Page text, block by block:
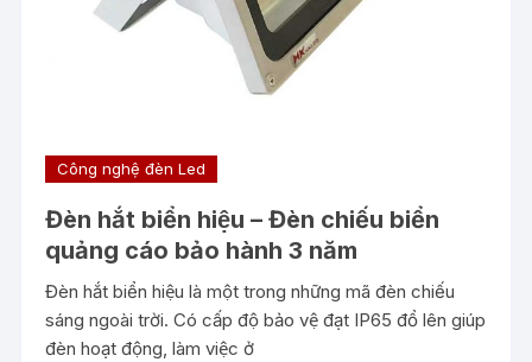
Công nghệ đèn Led
Đèn hắt biển hiệu – Đèn chiếu biển
quảng cáo bảo hành 3 năm
Đèn hắt biển hiệu là một trong những mã đèn chiếu
sáng ngoài trời. Có cấp độ bảo vệ đạt IP65 đổ lên giúp
đèn hoạt động, làm việc ở